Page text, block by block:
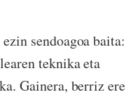
sendoagoa baita:
teknika eta
Gainera, berriz ere